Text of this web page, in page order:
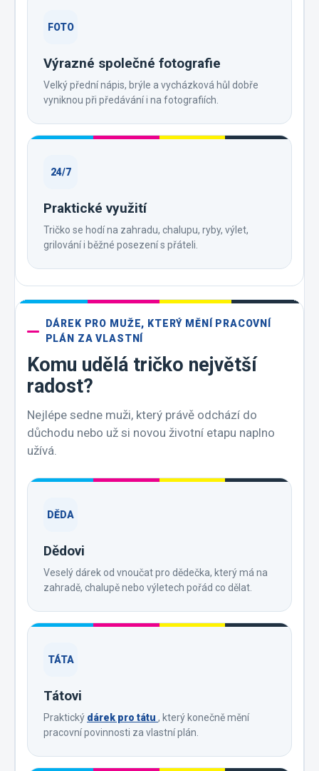
FOTO
Výrazné společné fotografie
Velký přední nápis, brýle a vycházková hůl dobře
vyniknou při předávání i na fotografiích.
24/7
Praktické využití
Tričko se hodí na zahradu, chalupu, ryby, výlet,
grilování i běžné posezení s přáteli.
DÁREK PRO MUŽE, KTERÝ MĚNÍ PRACOVNÍ
PLÁN ZA VLASTNÍ
Komu udělá tričko největší
radost?
Nejlépe sedne muži, který právě odchází do
důchodu nebo už si novou životní etapu naplno
užívá.
DĚDA
Dědovi
Veselý dárek od vnoučat pro dědečka, který má na
zahradě, chalupě nebo výletech pořád co dělat.
TÁTA
Tátovi
Praktický dárek pro tátu , který konečně mění
pracovní povinnosti za vlastní plán.